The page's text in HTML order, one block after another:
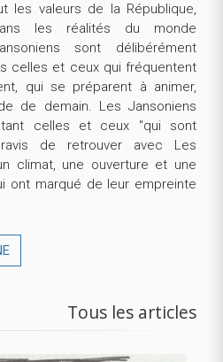
les valeurs de la République,
les réalités du monde
sont délibérément
celles et ceux qui fréquentent
qui se préparent à animer,
de demain. Les Jansoniens
celles et ceux "qui sont
de retrouver avec Les
climat, une ouverture et une
ont marqué de leur empreinte
Tous les articles